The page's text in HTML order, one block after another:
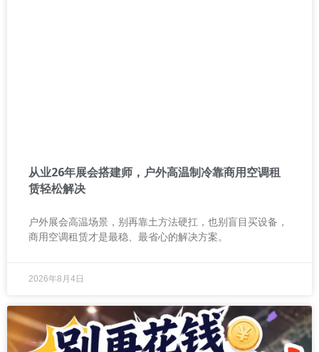
从业26年展会搭建师，户外高温制冷靠商用空调租
赁轻松解决
户外展会高温场景，别再靠土方法硬扛，也别盲目买设备，
商用空调租赁才是最稳、最省心的解决方案。
2026年8月4日